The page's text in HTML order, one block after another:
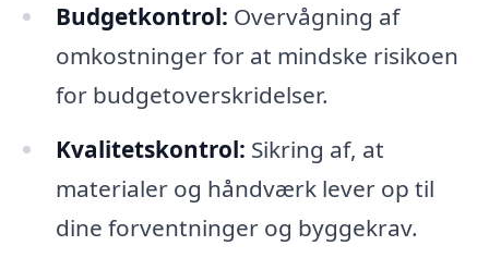
Budgetkontrol: Overvågning af
omkostninger for at mindske risikoen
for budgetoverskridelser.
Kvalitetskontrol: Sikring af, at
materialer og håndværk lever op til
dine forventninger og byggekrav.